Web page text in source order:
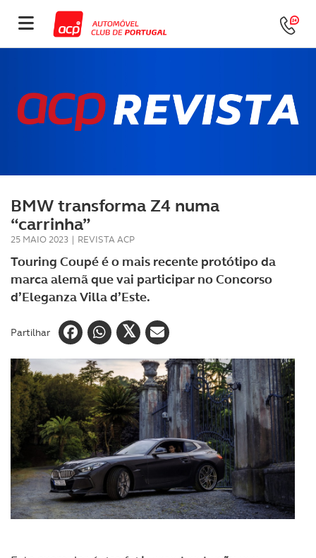
BMW transforma Z4 numa
“carrinha”
25 MAIO 2023 | REVISTA ACP
Touring Coupé é o mais recente protótipo da
marca alemã que vai participar no Concorso
d’Eleganza Villa d’Este.
Partilhar